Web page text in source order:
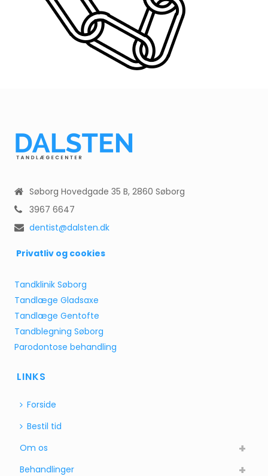
Søborg Hovedgade 35 B, 2860 Søborg
3967 6647
dentist@dalsten.dk
Privatliv og cookies
Tandklinik Søborg
Tandlæge Gladsaxe
Tandlæge Gentofte
Tandblegning Søborg
Parodontose behandling
LINKS
Forside
Bestil tid
Om os
Behandlinger